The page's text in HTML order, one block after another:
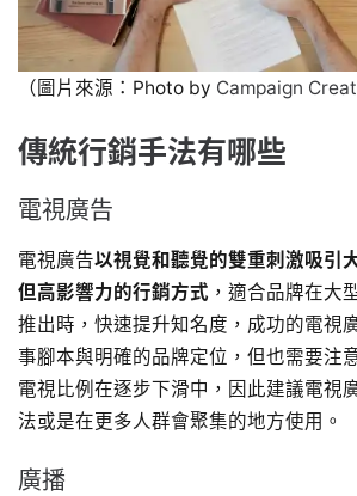
（圖片來源：Photo by Campaign
傳統行銷手法有哪些
電視廣告
電視廣告以視覺和聽覺的雙重刺激吸引
但高影響力的行銷方式 ，適合品牌在大
推出時，快速提升知名度，成功的電視
事腳本與明確的品牌定位，但也需要注
電視比例在逐步下滑中，因此建議電視
法或是在更多人群會聚集的地方使用。
廣播